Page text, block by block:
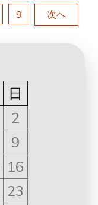
9 次へ
日
2
9
16
23